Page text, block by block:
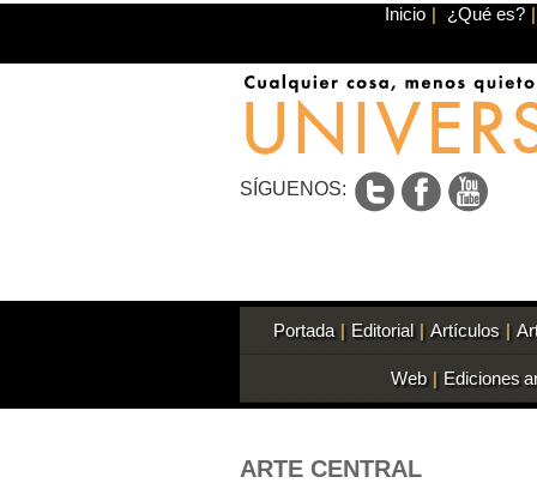
Inicio | ¿Qué es? |
SÍGUENOS:
Portada | Editorial | Artículos |
Web | Ediciones
ARTE CENTRAL